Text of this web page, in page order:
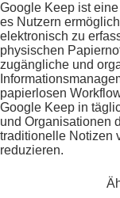
Google Keep ist
es Nutzern
elektronisch zu
physischen
zugängliche und
papierlosen
Google Keep in
und Organisationen
traditionelle Notizen
reduzieren.